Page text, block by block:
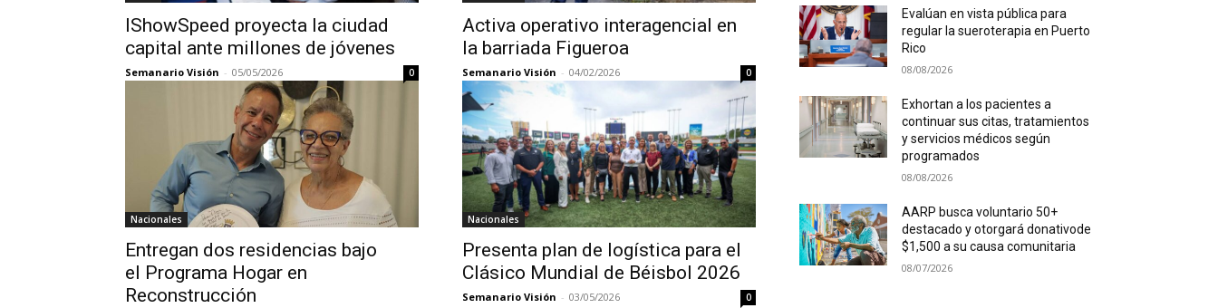
IShowSpeed proyecta la ciudad
capital ante millones de jóvenes
Semanario Visión - 05/05/2026 0
Activa operativo interagencial en
la barriada Figueroa
Semanario Visión - 04/02/2026 0
Nacionales
Entregan dos residencias bajo
el Programa Hogar en
Reconstrucción
Nacionales
Presenta plan de logística para el
Clásico Mundial de Béisbol 2026
Semanario Visión - 03/05/2026 0
Evalúan en vista pública para
regular la sueroterapia en Puerto
Rico
08/08/2026
Exhortan a los pacientes a
continuar sus citas, tratamientos
y servicios médicos según
programados
08/08/2026
AARP busca voluntario 50+
destacado y otorgará donativode
$1,500 a su causa comunitaria
08/07/2026